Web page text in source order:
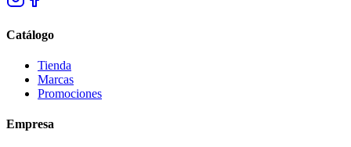
Catálogo
Tienda
Marcas
Promociones
Empresa